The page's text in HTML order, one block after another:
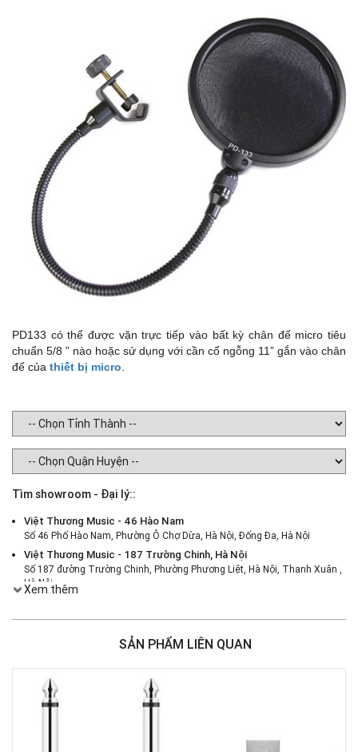
PD133 có thể được vặn trực tiếp vào bất kỳ chân đế micro tiêu
chuẩn 5/8 ” nào hoặc sử dụng với cần cổ ngỗng 11” gắn vào chân
đế của thiết bị micro
Tìm showroom - Đại lý::
Việt Thương Music - 46 Hào Nam
Số 46 Phố Hào Nam, Phường Ô Chợ Dừa, Hà Nội, Đống Đa, Hà Nội
Việt Thương Music - 187 Trường Chinh, Hà Nội
Số 187 đường Trường Chinh, Phường Phương Liệt, Hà Nội, Thanh Xuân ,
Hà Nội
Việt Thương Music - 369 Điện Biên Phủ
Việt Thương Music - 180 Võ Thị Sáu
180B Võ Thị Sáu, Phường Xuân Hòa, TPHCM, Quận 3, Hồ Chí Minh
Xem thêm
SẢN PHẨM LIÊN QUAN